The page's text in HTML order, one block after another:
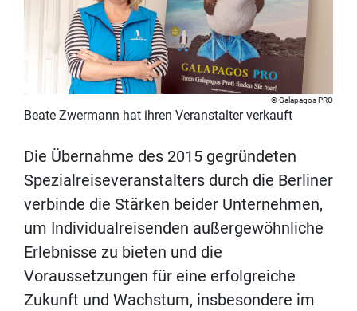
Galapagos PRO
Beate Zwermann hat ihren Veranstalter verkauft
Die Übernahme des 2015 gegründeten
Spezialreiseveranstalters durch die Berliner
verbinde die Stärken beider Unternehmen,
um Individualreisenden außergewöhnliche
Erlebnisse zu bieten und die
Voraussetzungen für eine erfolgreiche
Zukunft und Wachstum, insbesondere im